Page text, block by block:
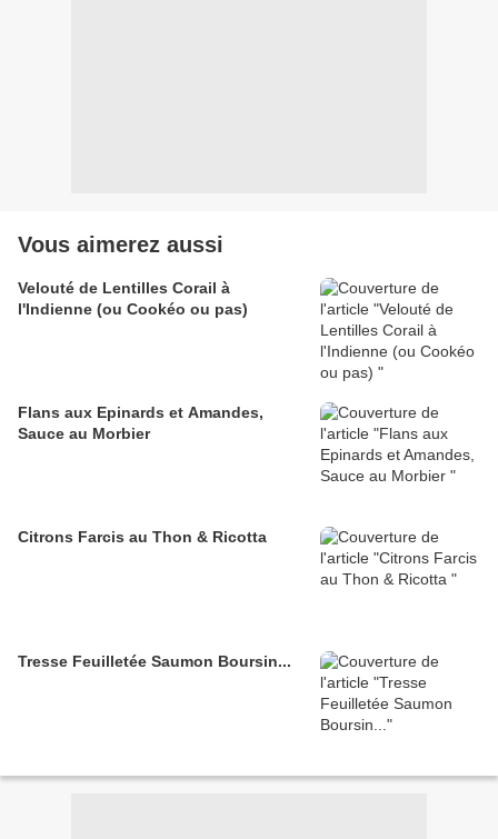
Vous aimerez aussi
Velouté de Lentilles Corail à
l'Indienne (ou Cookéo ou pas)
Flans aux Epinards et Amandes,
Sauce au Morbier
Citrons Farcis au Thon & Ricotta
Tresse Feuilletée Saumon Boursin...